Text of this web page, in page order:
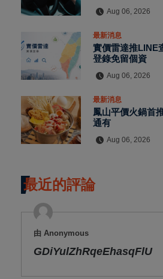
Aug 06, 2026
最新消息
實價雷達推LINE
登錄免留個資
Aug 06, 2026
最新消息
鳳山平價火鍋首
通有
Aug 06, 2026
最近的評論
由 Anonymous
GDiYulZhRqeEhasqFlU